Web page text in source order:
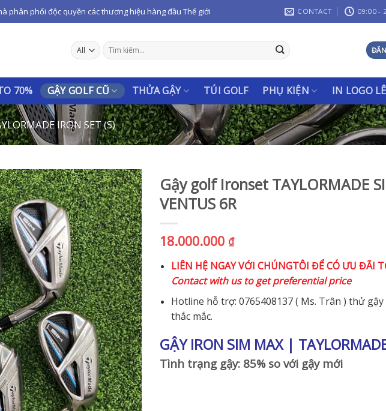
phối độc quyền các thương hiệu hàng đầu Thế giới CONTACT 09:00 -
Tìm
kiếm:
70% GẬY GOLF CŨ THỬA GẬY TÚI GOLF PHỤ KIỆN IN LOGO
IRON SET (S)
Gậy golf Ironset TAYLORMADE
VENTUS 6R
18.000.000 ₫
LIÊN HỆ NGAY VỚI CHÚNGTÔI ĐỂ CÓ ƯU ĐÃI
Contact with us to get preferential price
Hotline hỗ trợ: 0765408137 ( Ms. Trân ) thử
thắc mắc.
GẬY IRON SIM MAX |
Tình trạng gậy: 85% so với gậy mới